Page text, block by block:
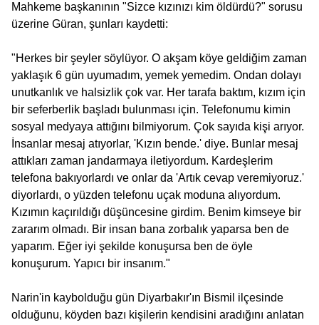
Mahkeme başkanının "Sizce kızınızı kim öldürdü?" sorusu
üzerine Güran, şunları kaydetti:
"Herkes bir şeyler söylüyor. O akşam köye geldiğim zaman
yaklaşık 6 gün uyumadım, yemek yemedim. Ondan dolayı
unutkanlık ve halsizlik çok var. Her tarafa baktım, kızım için
bir seferberlik başladı bulunması için. Telefonumu kimin
sosyal medyaya attığını bilmiyorum. Çok sayıda kişi arıyor.
İnsanlar mesaj atıyorlar, 'Kızın bende.' diye. Bunlar mesaj
attıkları zaman jandarmaya iletiyordum. Kardeşlerim
telefona bakıyorlardı ve onlar da 'Artık cevap veremiyoruz.'
diyorlardı, o yüzden telefonu uçak moduna alıyordum.
Kızımın kaçırıldığı düşüncesine girdim. Benim kimseye bir
zararım olmadı. Bir insan bana zorbalık yaparsa ben de
yaparım. Eğer iyi şekilde konuşursa ben de öyle
konuşurum. Yapıcı bir insanım."
Narin'in kaybolduğu gün Diyarbakır'ın Bismil ilçesinde
olduğunu, köyden bazı kişilerin kendisini aradığını anlatan